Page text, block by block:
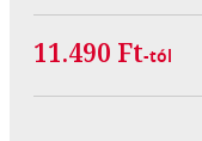
11.490 Ft-tól